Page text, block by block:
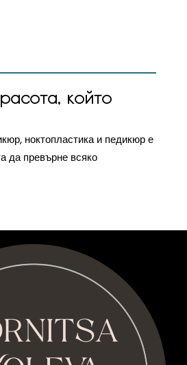
който
ноктопластика и педикюр е
да превърне всяко